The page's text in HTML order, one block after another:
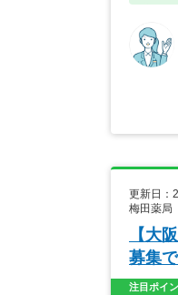
更新日：
梅田薬局
【大
募集で
注目ポイ